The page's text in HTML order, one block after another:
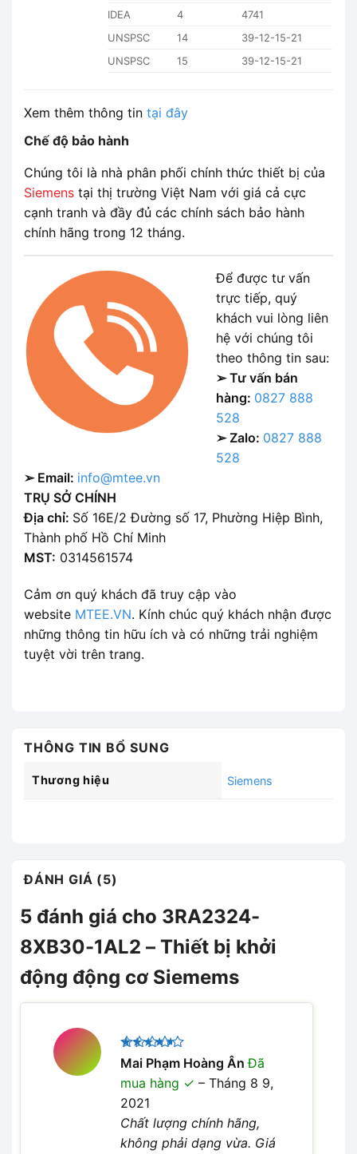
IDEA
4
4741
UNSPSC
14
39-12-15-21
UNSPSC
15 39-12-15-21
Xem thêm thông tin tại đây
Chế độ bảo hành
Chúng tôi là nhà phân phối chính thức thiết bị của
Siemens tại thị trường Việt Nam với giá cả cực
cạnh tranh và đầy đủ các chính sách bảo hành
chính hãng trong 12 tháng.
Để được tư vấn
trực tiếp, quý
khách vui lòng liên
hệ với chúng tôi
theo thông tin sau:
➢ Tư vấn bán
hàng: 0827 888
528
➢ Zalo: 0827 888
528
➢ Email: info@mtee.vn
TRỤ SỞ CHÍNH
Địa chỉ: Số 16E/2 Đường số 17, Phường Hiệp Bình,
Thành phố Hồ Chí Minh
MST: 0314561574
Cảm ơn quý khách đã truy cập vào
website MTEE.VN. Kính chúc quý khách nhận được
những thông tin hữu ích và có những trải nghiệm
tuyệt vời trên trang.
THÔNG TIN BỔ SUNG
Thương hiệu Siemens
ĐÁNH GIÁ (5)
5 đánh giá cho 3RA2324-
8XB30-1AL2 – Thiết bị khởi
động động cơ Siemems
Được
xếp hạng
45 sao
Mai Phạm Hoàng ÂnĐã
mua hàng
– Tháng 8 9,
2021
Chất lượng chính hãng,
không phải dạng vừa. Giá